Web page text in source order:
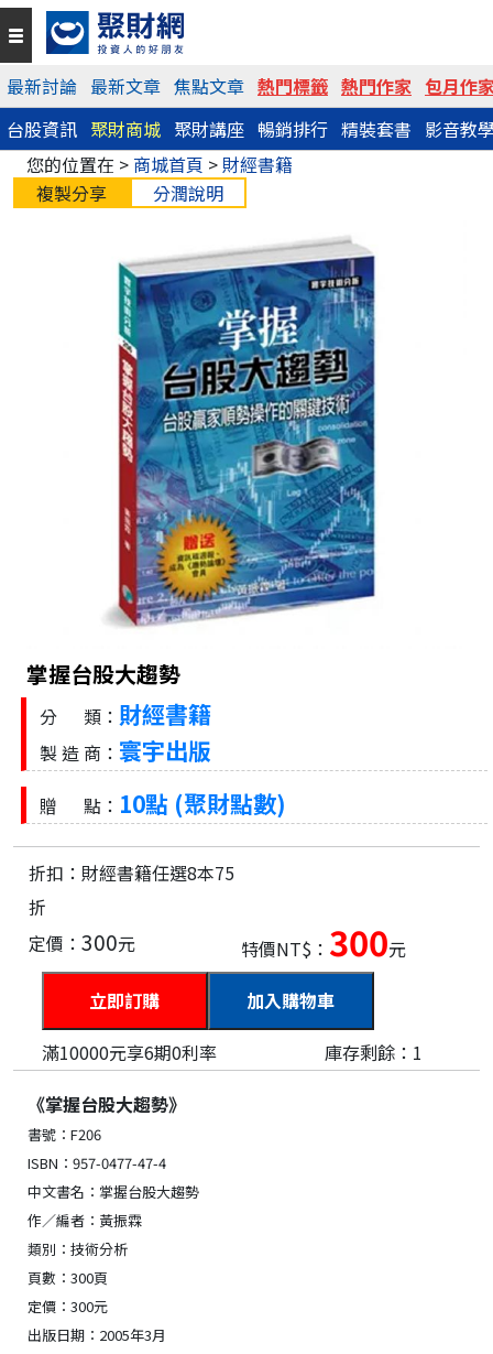
最新討論 最新文章 焦點文章 熱門標籤 熱門作家 包月作
台股資訊 聚財商城 聚財講座 暢銷排行 精裝套書 影音教
您的位置在 > 商城首頁 > 財經書籍
複製分享
分潤說明
掌握台股大趨勢
分 類： 財經書籍
製 造 商： 寰宇出版
贈 點： 10點 (聚財點數)
折扣：財經書籍任選8本75
折
定價： 300元 特價NT$： 300元
加入購物車
滿10000元享6期0利率
庫存剩餘： 1
《掌握台股大趨勢》
書號：F206
ISBN：957-0477-47-4
中文書名：掌握台股大趨勢
作∕編者：黃振霖
類別：技術分析
頁數：300頁
定價：300元
出版日期：2005年3月